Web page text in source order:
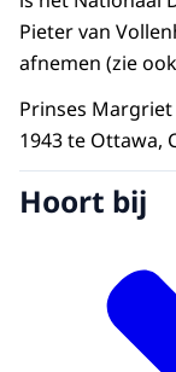
Pieter van
afnemen (zie
Prinses
1943 te Ottawa,
Hoort bij